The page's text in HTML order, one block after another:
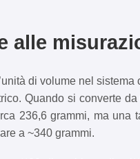
alle
di volume nel
Quando si converte
236,6 grammi, ma una
a ~340 grammi.